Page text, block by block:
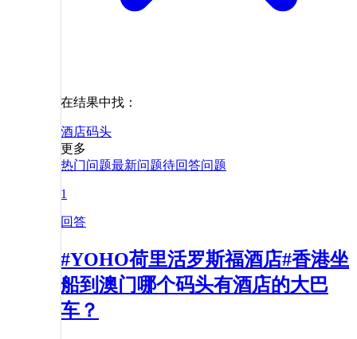
在结果中找：
酒店码头
更多
热门问题最新问题待回答问题
1
回答
#YOHO荷里活罗斯福酒店#香港坐
船到澳门哪个码头有酒店的大巴
车？